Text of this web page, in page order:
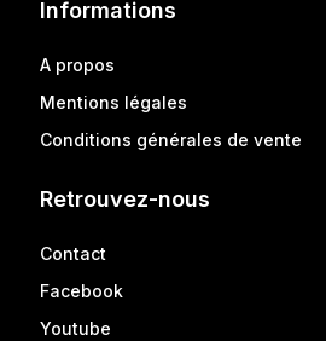
Informations
A propos
Mentions légales
Conditions générales de vente
Retrouvez-nous
Contact
Facebook
Youtube